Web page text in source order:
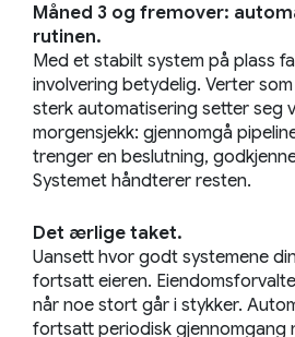
Måned 3 og fremover:
rutinen.
Med et stabilt system på plass
involvering betydelig. Verter
sterk automatisering setter seg
morgensjekk: gjennomgå
trenger en beslutning,
Systemet håndterer resten.
Det ærlige taket.
Uansett hvor godt systemene
fortsatt eieren.
når noe stort går i stykker.
fortsatt periodisk gjennomgang